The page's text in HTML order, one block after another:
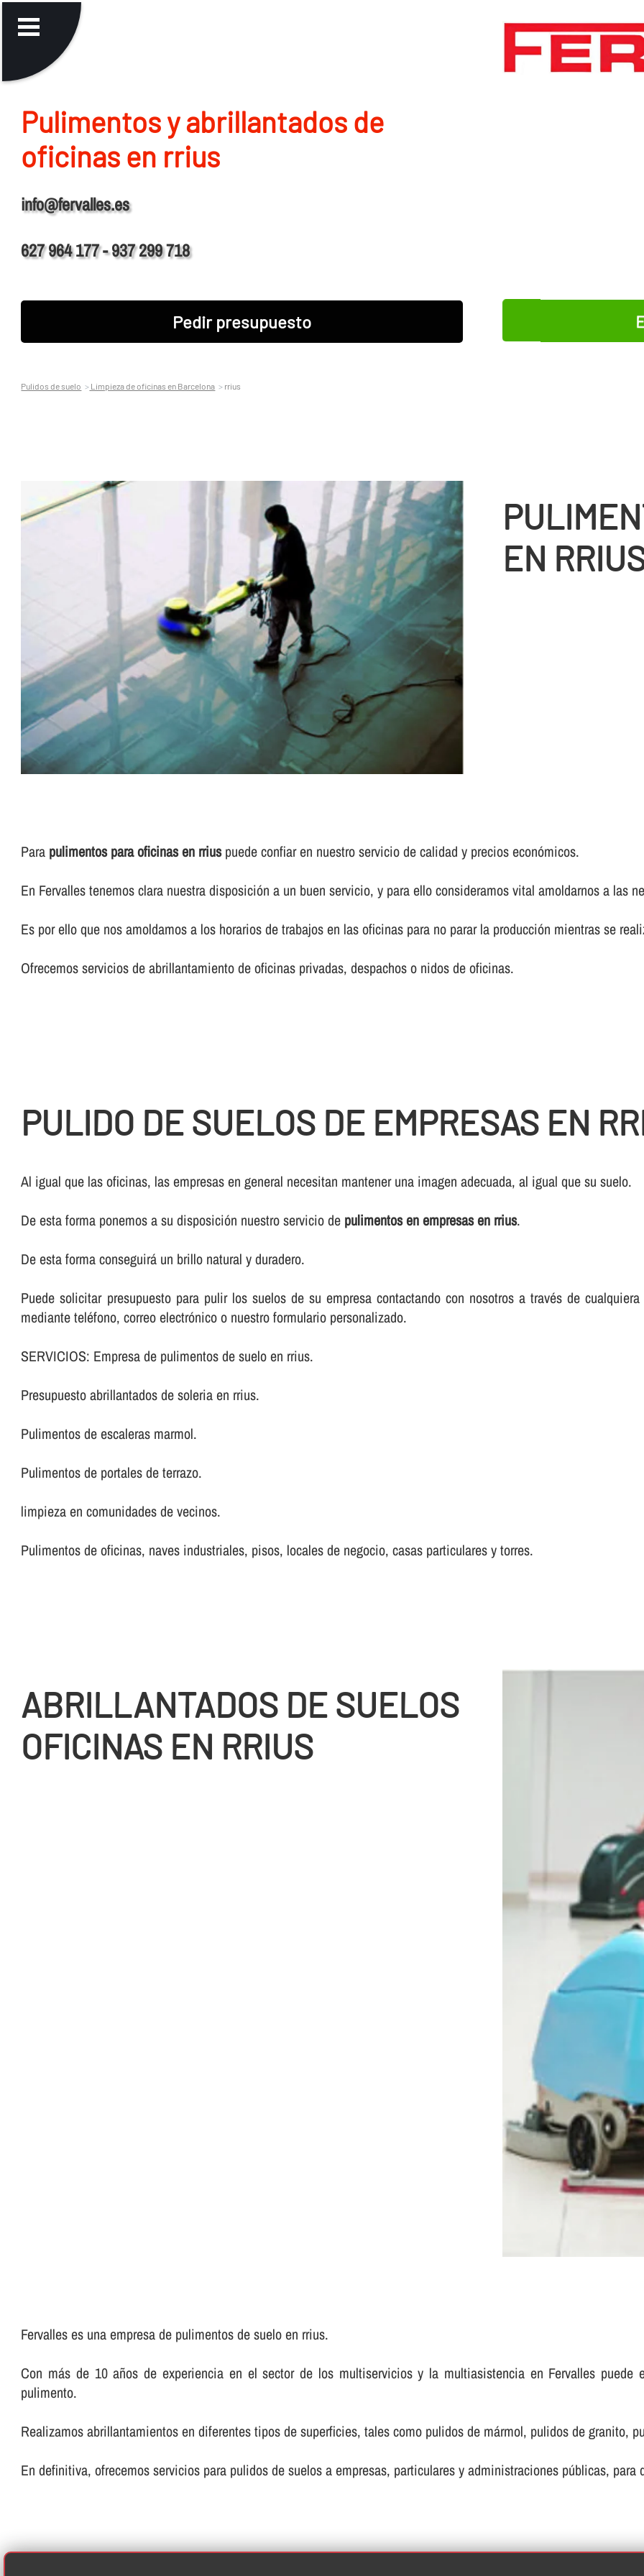
Pulimentos y abrillantados de
oficinas en rrius
info@fervalles.es
627 964 177 - 937 299 718
Pedir presupuesto
Pulidos de suelo Limpieza de oficinas en Barcelona rrius
EN
Para pulimentos para oficinas en rriuspuede confiar en nuestro servicio de calidad y precios económicos.
En Fervalles tenemos clara nuestra disposición a un buen servicio, y para ello consideramos vital amoldarnos a las
Es por ello que nos amoldamos a los horarios de trabajos en las oficinas para no parar la producción mientras se
Ofrecemos servicios de abrillantamiento de oficinas privadas, despachos o nidos de oficinas.
PULIDO DE SUELOS DE EMPRESAS EN
Al igual que las oficinas, las empresas en general necesitan mantener una imagen adecuada, al igual que su suelo.
De esta forma ponemos a su disposición nuestro servicio de pulimentos en empresas en rrius.
De esta forma conseguirá un brillo natural y duradero.
Puede solicitar presupuesto para pulir los suelos de su empresa contactando con nosotros a través de
mediante teléfono, correo electrónico o nuestro formulario personalizado.
SERVICIOS: Empresa de pulimentos de suelo en rrius.
Presupuesto abrillantados de soleria en rrius.
Pulimentos de escaleras marmol.
Pulimentos de portales de terrazo.
limpieza en comunidades de vecinos.
Pulimentos de oficinas, naves industriales, pisos, locales de negocio, casas particulares y torres.
ABRILLANTADOS DE SUELOS
OFICINAS EN RRIUS
Fervalles es una empresa de pulimentos de suelo en rrius.
Con más de 10 años de experiencia en el sector de los multiservicios y la multiasistencia en Fervalles puede
pulimento.
Realizamos abrillantamientos en diferentes tipos de superficies, tales como pulidos de mármol, pulidos de granito,
En definitiva, ofrecemos servicios para pulidos de suelos a empresas, particulares y administraciones públicas,